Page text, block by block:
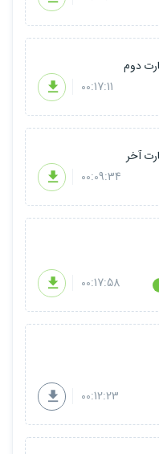
00:17:11
00:09:34
00:17:58
00:12:23